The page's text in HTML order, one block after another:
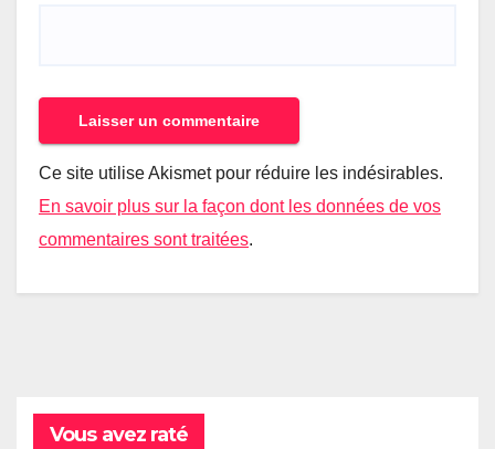
Ce site utilise Akismet pour réduire les indésirables.
En savoir plus sur la façon dont les données de vos
commentaires sont traitées.
Vous avez raté